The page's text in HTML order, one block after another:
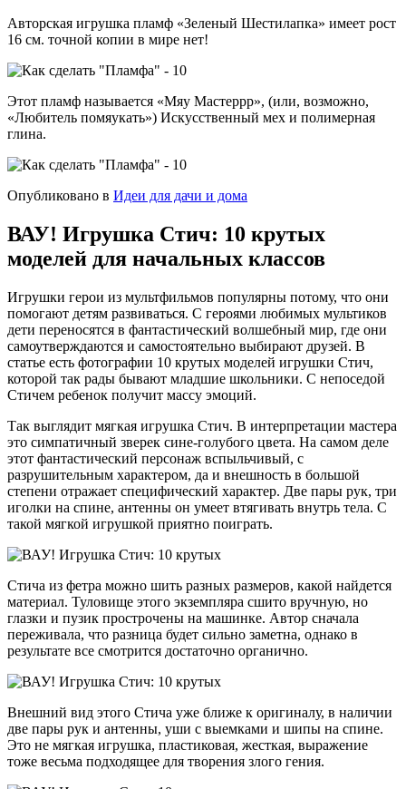
Авторская игрушка пламф «Зеленый Шестилапка» имеет рост
16 см. точной копии в мире нет!
Этот пламф называется «Мяу Мастеррр», (или, возможно,
«Любитель помяукать») Искусственный мех и полимерная
глина.
Опубликовано в Идеи для дачи и дома
ВАУ! Игрушка Стич: 10 крутых
моделей для начальных классов
Игрушки герои из мультфильмов популярны потому, что они
помогают детям развиваться. С героями любимых мультиков
дети переносятся в фантастический волшебный мир, где они
самоутверждаются и самостоятельно выбирают друзей. В
статье есть фотографии 10 крутых моделей игрушки Стич,
которой так рады бывают младшие школьники. С непоседой
Стичем ребенок получит массу эмоций.
Так выглядит мягкая игрушка Стич. В интерпретации мастера
это симпатичный зверек сине-голубого цвета. На самом деле
этот фантастический персонаж вспыльчивый, с
разрушительным характером, да и внешность в большой
степени отражает специфический характер. Две пары рук, три
иголки на спине, антенны он умеет втягивать внутрь тела. С
такой мягкой игрушкой приятно поиграть.
Стича из фетра можно шить разных размеров, какой найдется
материал. Туловище этого экземпляра сшито вручную, но
глазки и пузик прострочены на машинке. Автор сначала
переживала, что разница будет сильно заметна, однако в
результате все смотрится достаточно органично.
Внешний вид этого Стича уже ближе к оригиналу, в наличии
две пары рук и антенны, уши с выемками и шипы на спине.
Это не мягкая игрушка, пластиковая, жесткая, выражение
тоже весьма подходящее для творения злого гения.